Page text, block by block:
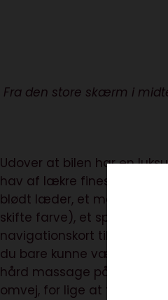
Fra den store skærm i
Udover at bilen har en
hav af lækre finesser. Ja,
blødt læder, et meget
skifte farve), et
navigationskort til at fylde
du bare kunne vælge
hård massage på
omvej, for lige at få en